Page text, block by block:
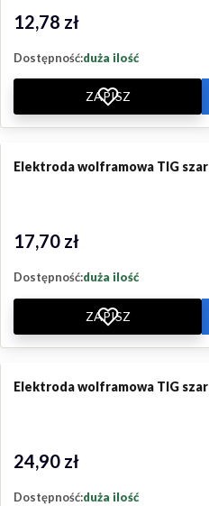
Cena
12,78 zł
Dostępność:duża ilość
ZAPISZ
Elektroda wolframowa TIG
Cena
17,70 zł
Dostępność:duża ilość
ZAPISZ
Elektroda wolframowa TIG
Cena
24,90 zł
Dostępność:duża ilość